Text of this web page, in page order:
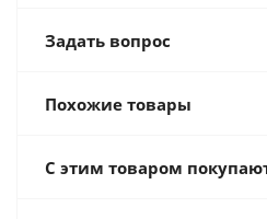
Задать вопрос
Похожие товары
С этим товаром